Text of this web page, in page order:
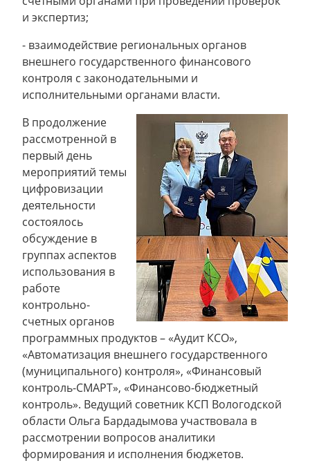
и экспертиз;
- взаимодействие региональных органов
внешнего государственного финансового
контроля с законодательными и
исполнительными органами власти.
В продолжение
рассмотренной в
первый день
мероприятий темы
цифровизации
деятельности
состоялось
обсуждение в
группах аспектов
использования в
работе
контрольно-
счетных органов
программных продуктов – «Аудит КСО»,
«Автоматизация внешнего государственного
(муниципального) контроля», «Финансовый
контроль-СМАРТ», «Финансово-бюджетный
контроль». Ведущий советник КСП Вологодской
области Ольга Бардадымова участвовала в
рассмотрении вопросов аналитики
формирования и исполнения бюджетов.